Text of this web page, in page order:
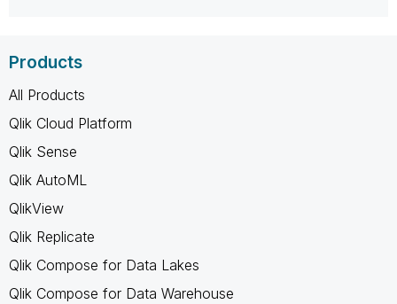
Products
All Products
Qlik Cloud Platform
Qlik Sense
Qlik AutoML
QlikView
Qlik Replicate
Qlik Compose for Data Lakes
Qlik Compose for Data Warehouse